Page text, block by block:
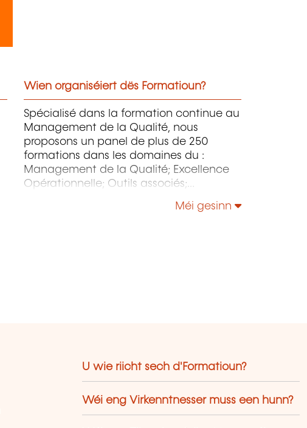
Wien organiséiert dës Formatioun?
Spécialisé dans la formation continue au
Management de la Qualité, nous
proposons un panel de plus de 250
formations dans les domaines du :
Management de la Qualité; Excellence
Opérationnelle; Outils associés;
Responsabilité Sociétale – Énergie;
Méi gesinn
U wie riicht sech d'Formatioun?
Wéi eng Virkenntnesser muss een hunn?